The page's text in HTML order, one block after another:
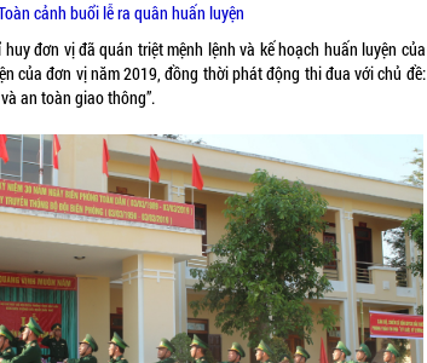
cảnh buổi lễ ra quân huấn luyện
đơn vị đã quán triệt mệnh lệnh và kế hoạch huấn luyện của
của đơn vị năm 2019, đồng thời phát động thi đua với chủ đề:
an toàn giao thông”.